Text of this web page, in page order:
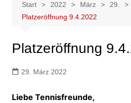
Start 2022 März
29.
Platzeröffnung 9.4.2022
Platzeröffnung
29. März 2022
Liebe Tennisfreunde,